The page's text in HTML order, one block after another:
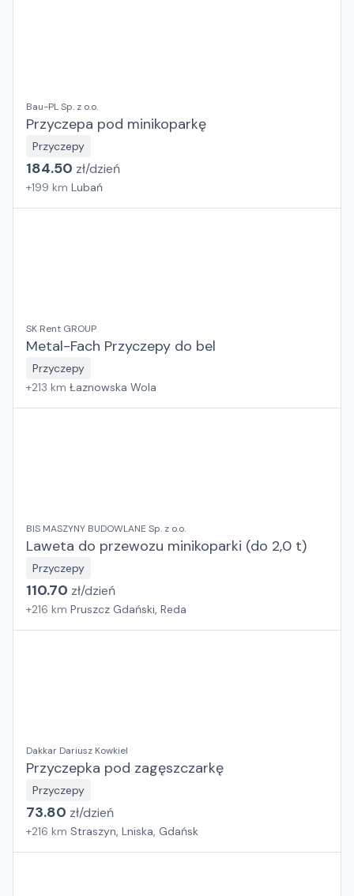
Bau-PL Sp. z o.o.
Przyczepa pod minikoparkę
Przyczepy
184.50 zł/dzień
+199 km Lubań
SK Rent GROUP
Metal-Fach Przyczepy do bel
Przyczepy
+213 km Łaznowska Wola
BIS MASZYNY BUDOWLANE Sp. z o.o.
Laweta do przewozu minikoparki (do 2,0 t)
Przyczepy
110.70 zł/dzień
+216 km Pruszcz Gdański, Reda
Dakkar Dariusz Kowkiel
Przyczepka pod zagęszczarkę
Przyczepy
73.80 zł/dzień
+216 km Straszyn, Lniska, Gdańsk